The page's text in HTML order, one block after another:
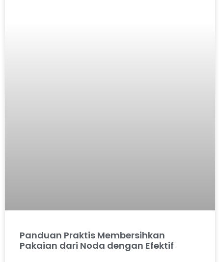
Panduan Praktis Membersihkan
Pakaian dari Noda dengan Efektif